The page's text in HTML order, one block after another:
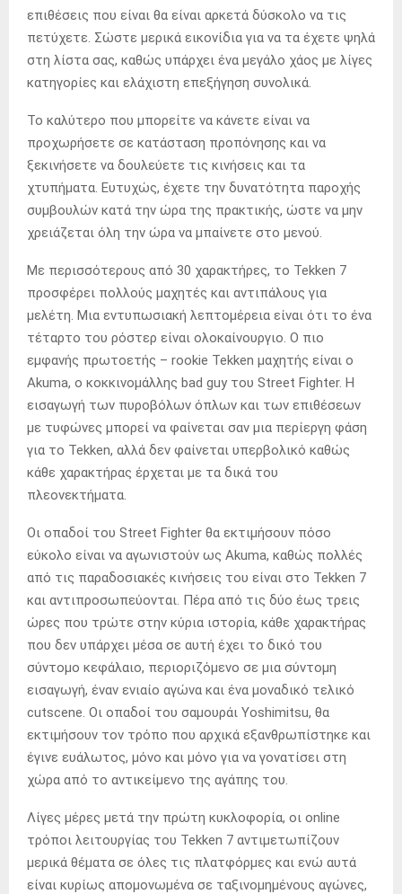
επιθέσεις που είναι θα είναι αρκετά δύσκολο να τις
πετύχετε. Σώστε μερικά εικονίδια για να τα έχετε ψηλά
στη λίστα σας, καθώς υπάρχει ένα μεγάλο χάος με λίγες
κατηγορίες και ελάχιστη επεξήγηση συνολικά.
Το καλύτερο που μπορείτε να κάνετε είναι να
προχωρήσετε σε κατάσταση προπόνησης και να
ξεκινήσετε να δουλεύετε τις κινήσεις και τα
χτυπήματα. Ευτυχώς, έχετε την δυνατότητα παροχής
συμβουλών κατά την ώρα της πρακτικής, ώστε να μην
χρειάζεται όλη την ώρα να μπαίνετε στο μενού.
Με περισσότερους από 30 χαρακτήρες, το Tekken 7
προσφέρει πολλούς μαχητές και αντιπάλους για
μελέτη. Μια εντυπωσιακή λεπτομέρεια είναι ότι το ένα
τέταρτο του ρόστερ είναι ολοκαίνουργιο. Ο πιο
εμφανής πρωτοετής – rookie Tekken μαχητής είναι ο
Akuma, ο κοκκινομάλλης bad guy του Street Fighter. Η
εισαγωγή των πυροβόλων όπλων και των επιθέσεων
με τυφώνες μπορεί να φαίνεται σαν μια περίεργη φάση
για το Tekken, αλλά δεν φαίνεται υπερβολικό καθώς
κάθε χαρακτήρας έρχεται με τα δικά του
πλεονεκτήματα.
Οι οπαδοί του Street Fighter θα εκτιμήσουν πόσο
εύκολο είναι να αγωνιστούν ως Akuma, καθώς πολλές
από τις παραδοσιακές κινήσεις του είναι στο Tekken 7
και αντιπροσωπεύονται. Πέρα από τις δύο έως τρεις
ώρες που τρώτε στην κύρια ιστορία, κάθε χαρακτήρας
που δεν υπάρχει μέσα σε αυτή έχει το δικό του
σύντομο κεφάλαιο, περιοριζόμενο σε μια σύντομη
εισαγωγή, έναν ενιαίο αγώνα και ένα μοναδικό τελικό
cutscene. Οι οπαδοί του σαμουράι Yoshimitsu, θα
εκτιμήσουν τον τρόπο που αρχικά εξανθρωπίστηκε και
έγινε ευάλωτος, μόνο και μόνο για να γονατίσει στη
χώρα από το αντικείμενο της αγάπης του.
Λίγες μέρες μετά την πρώτη κυκλοφορία, οι online
τρόποι λειτουργίας του Tekken 7 αντιμετωπίζουν
μερικά θέματα σε όλες τις πλατφόρμες και ενώ αυτά
είναι κυρίως απομονωμένα σε ταξινομημένους αγώνες,